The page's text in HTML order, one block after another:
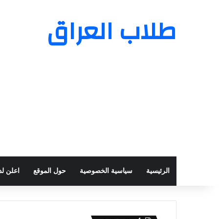
طلاب العراق
الرئيسية سياسية الخصوصية حول الموقع اعلن